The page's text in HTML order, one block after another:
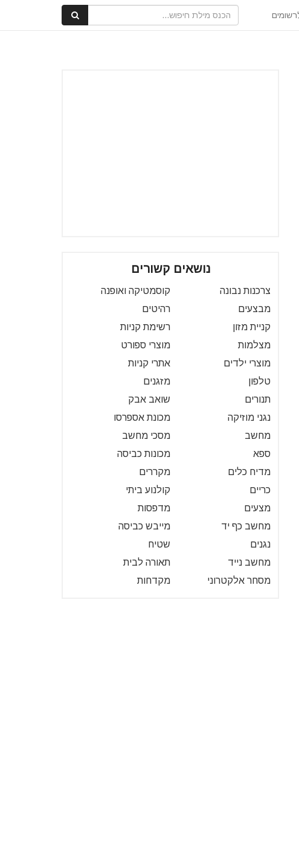
נושאים קשורים
צרכנות נבונה
קוסמטיקה ואופנה
מבצעים
רהיטים
קניית מזון
רשימת קניות
מצלמות
מוצרי ספורט
מוצרי ילדים
אתרי קניות
טלפון
מזגנים
תנורים
שואב אבק
נגני מוזיקה
מכונת אספרסו
מחשב
מסכי מחשב
ספא
מכונות כביסה
מדיח כלים
מקררים
כריים
קולנוע ביתי
מצעים
מדפסות
מחשב כף יד
מייבש כביסה
נגנים
שטיח
מחשב נייד
תאורה לבית
מסחר אלקטרוני
מקדחות